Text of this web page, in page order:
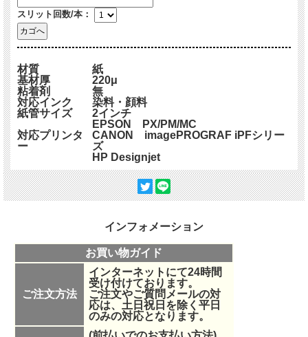
スリット回数/本：
材質
紙
基材厚
220μ
粘着剤
無
対応インク
染料・顔料
紙管サイズ
2インチ
対応プリンタ
ー
EPSON PX/PM/MC
CANON imagePROGRAF iPFシリー
ズ
HP Designjet
インフォメーション
お買い物ガイド
ご注文方法
インターネットにて24時間
受け付けております。
ご注文やご質問メールの対
応は、土日祝日を除く平日
のみの対応となります。